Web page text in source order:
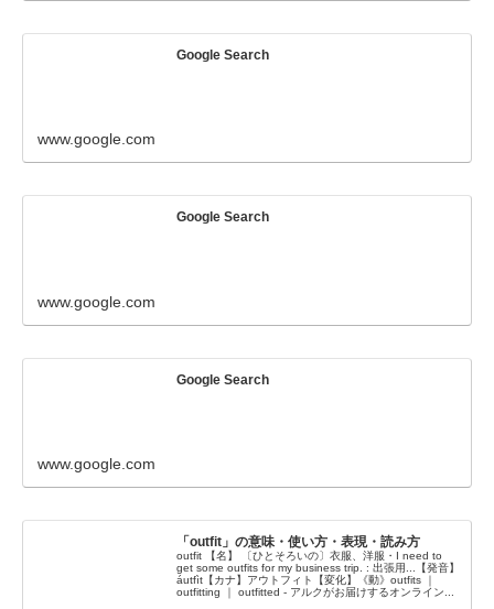
Google Search
www.google.com
Google Search
www.google.com
Google Search
www.google.com
「outfit」の意味・使い方・表現・読み方
outfit 【名】 〔ひとそろいの〕衣服、洋服・I need to
get some outfits for my business trip. : 出張用...【発音】
áutfìt【カナ】アウトフィト【変化】《動》outfits ｜
outfitting ｜ outfitted - アルクがお届けするオンライン...